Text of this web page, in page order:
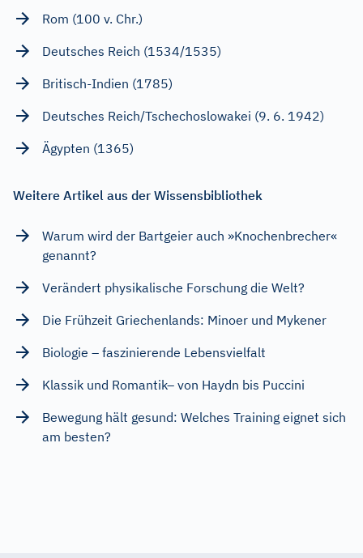
Rom (100 v. Chr.)
Deutsches Reich (1534/1535)
Britisch-Indien (1785)
Deutsches Reich/Tschechoslowakei (9. 6. 1942)
Ägypten (1365)
Weitere Artikel aus der Wissensbibliothek
Warum wird der Bartgeier auch »Knochenbrecher«
genannt?
Verändert physikalische Forschung die Welt?
Die Frühzeit Griechenlands: Minoer und Mykener
Biologie – faszinierende Lebensvielfalt
Klassik und Romantik– von Haydn bis Puccini
Bewegung hält gesund: Welches Training eignet sich
am besten?